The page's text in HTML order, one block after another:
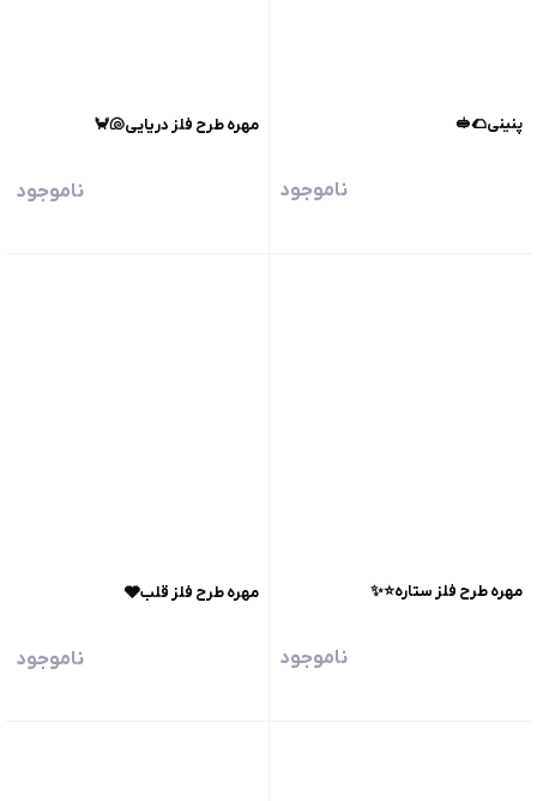
پنینی🌮🥪
ناموجود
مهره طرح فلز دریایی🐚🦀
ناموجود
مهره طرح فلز ستاره⭐️✨
ناموجود
مهره طرح فلز قلب🩶
ناموجود